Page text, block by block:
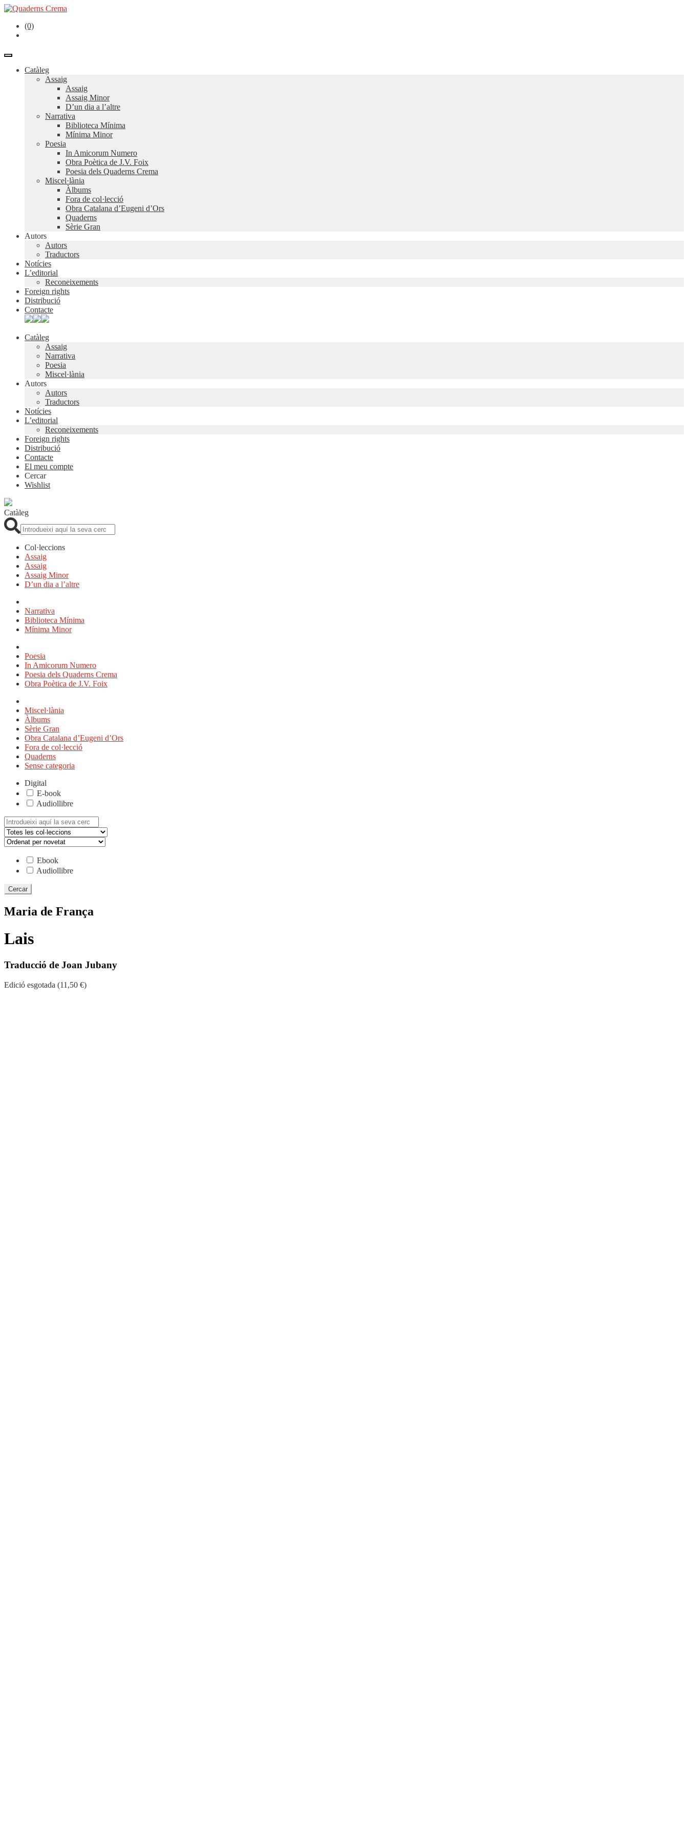
(0)
Catàleg
Assaig
Assaig
Assaig Minor
D’un dia a l’altre
Narrativa
Biblioteca Mínima
Mínima Minor
Poesia
In Amicorum Numero
Obra Poètica de J.V. Foix
Poesia dels Quaderns Crema
Miscel·lània
Àlbums
Fora de col·lecció
Obra Catalana d’Eugeni d’Ors
Quaderns
Sèrie Gran
Autors
Autors
Traductors
Notícies
L’editorial
Reconeixements
Foreign rights
Distribució
Contacte
Catàleg
Assaig
Narrativa
Poesia
Miscel·lània
Autors
Autors
Traductors
Notícies
L’editorial
Reconeixements
Foreign rights
Distribució
Contacte
El meu compte
Cercar
Wishlist
Catàleg
Col·leccions
Assaig
Assaig
Assaig Minor
D’un dia a l’altre
Narrativa
Biblioteca Mínima
Mínima Minor
Poesia
In Amicorum Numero
Poesia dels Quaderns Crema
Obra Poètica de J.V. Foix
Miscel·lània
Àlbums
Sèrie Gran
Obra Catalana d’Eugeni d’Ors
Fora de col·lecció
Quaderns
Sense categoria
Digital
E-book
Audiollibre
Cerca:
Ebook
Audiollibre
Maria de França
Lais
Traducció de Joan Jubany
Edició esgotada (11,50 €)